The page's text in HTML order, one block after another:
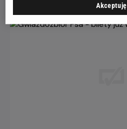
Akceptuję